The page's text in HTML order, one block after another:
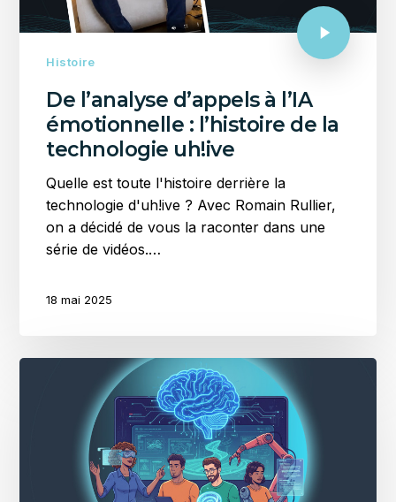
Histoire
De l’analyse d’appels à l’IA
émotionnelle : l’histoire de la
technologie uh!ive
Quelle est toute l'histoire derrière la
technologie d'uh!ive ? Avec Romain Rullier,
on a décidé de vous la raconter dans une
série de vidéos.…
18 mai 2025